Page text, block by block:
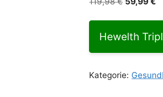
119,98 €
Hewelth
Kategorie: